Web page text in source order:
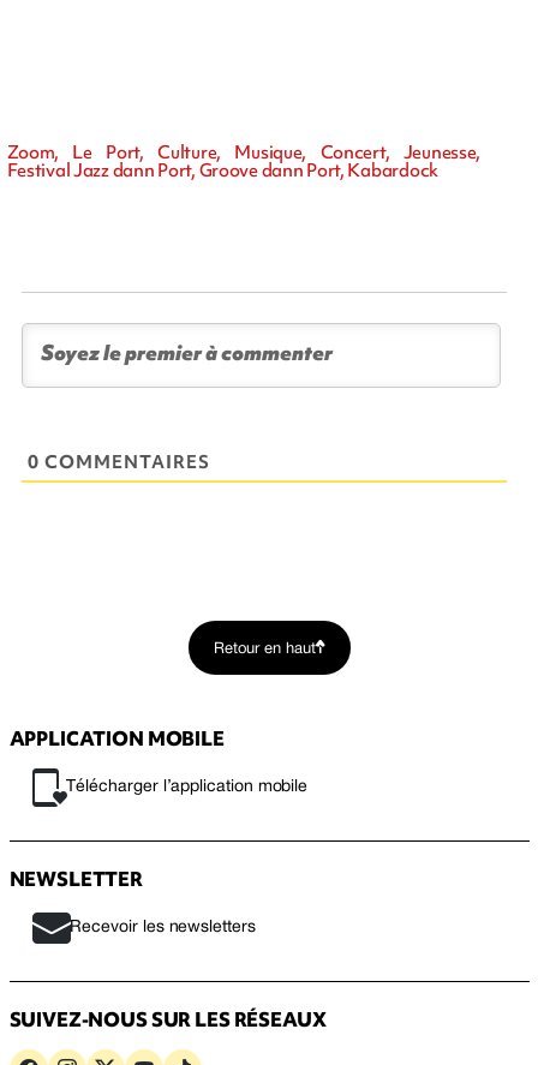
Zoom, Le Port, Culture, Musique, Concert, Jeunesse,
Festival Jazz dann Port, Groove dann Port, Kabardock
0 COMMENTAIRES
Retour en haut
APPLICATION MOBILE
Télécharger l’application mobile
NEWSLETTER
Recevoir les newsletters
SUIVEZ-NOUS SUR LES RÉSEAUX